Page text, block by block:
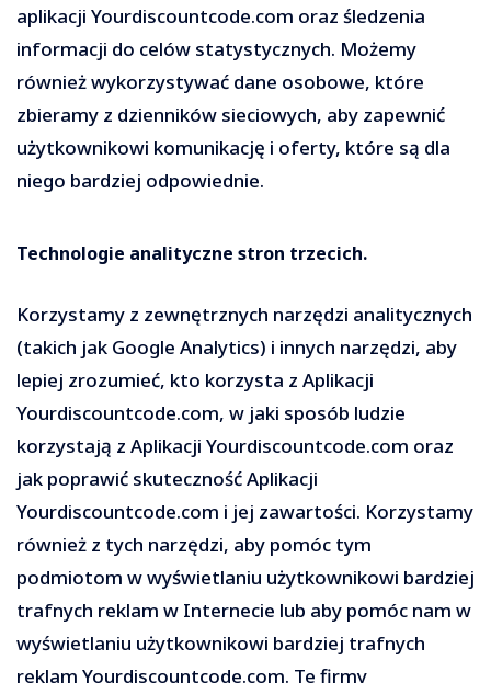
aplikacji Yourdiscountcode.com oraz śledzenia
informacji do celów statystycznych. Możemy
również wykorzystywać dane osobowe, które
zbieramy z dzienników sieciowych, aby zapewnić
użytkownikowi komunikację i oferty, które są dla
niego bardziej odpowiednie.
Technologie analityczne stron trzecich.
Korzystamy z zewnętrznych narzędzi analitycznych
(takich jak Google Analytics) i innych narzędzi, aby
lepiej zrozumieć, kto korzysta z Aplikacji
Yourdiscountcode.com, w jaki sposób ludzie
korzystają z Aplikacji Yourdiscountcode.com oraz
jak poprawić skuteczność Aplikacji
Yourdiscountcode.com i jej zawartości. Korzystamy
również z tych narzędzi, aby pomóc tym
podmiotom w wyświetlaniu użytkownikowi bardziej
trafnych reklam w Internecie lub aby pomóc nam w
wyświetlaniu użytkownikowi bardziej trafnych
reklam Yourdiscountcode.com. Te firmy